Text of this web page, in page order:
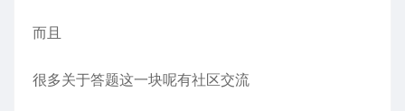
而且
很多关于答题这一块呢有社区交流